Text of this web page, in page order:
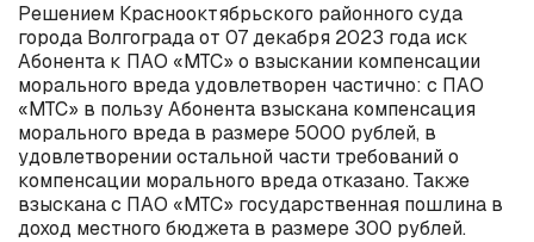
Решением Краснооктябрьского районного суда
города Волгограда от 07 декабря 2023 года иск
Абонента к ПАО «МТС» о взыскании компенсации
морального вреда удовлетворен частично: с ПАО
«МТС» в пользу Абонента взыскана компенсация
морального вреда в размере 5000 рублей, в
удовлетворении остальной части требований о
компенсации морального вреда отказано. Также
взыскана с ПАО «МТС» государственная пошлина в
доход местного бюджета в размере 300 рублей.